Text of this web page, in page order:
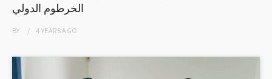
الخرطوم الدولي
BY 4 YEARSAGO